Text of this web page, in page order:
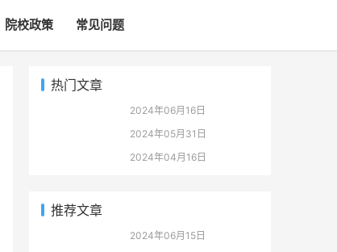
院校政策 常见问题
热门文章
2024年06月16日
2024年05月31日
2024年04月16日
推荐文章
2024年06月15日